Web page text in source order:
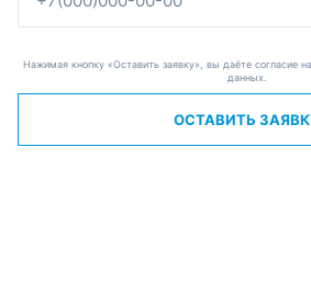
Нажимая кнопку «Оставить заявку», вы даёте согласие
данных.
ОСТАВИТЬ